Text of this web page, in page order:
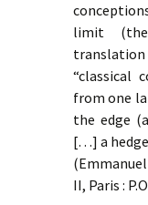
limit (the
“classical
from one
the edge
[…] a
II, Paris :